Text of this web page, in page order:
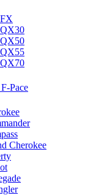
Pace
Cherokee